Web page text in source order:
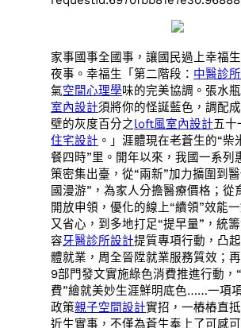
家事國事全國事，讓國民過上幸福
夜事。幸福生「第二階段： 中醫診
氣空間心理學味的完美協調。張水
室內設計須將你的怪誕藍色，調配
壁的灰度百分之loft風室內設計五十
住宅設計 。」涯體現在老蒼生的“柴
餐四時”里。開年以來，我國一系列
策密集出臺，從“兩新”加力擴圍到
國漫游”，為家人分擔醫療價格；從
開放申領，優化的線上“續領”效能
又省心，到多地打足“提早量”，統
容牙醫診所設計提質專項行動，凸
體就業，周全晉陞就業服務質效；
9部門發文實施綠色消費推進行動，
費”繪就美妙生涯鮮明底色……一項
政策親子空間設計實招，一樁樁直
近生實事，不僅為蒼生奉上了可感可